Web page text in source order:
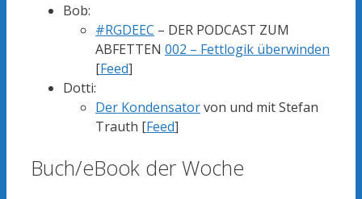
Bob:
#RGDEEC – DER PODCAST ZUM
ABFETTEN 002 – Fettlogik überwinden
[Feed]
Dotti:
Der Kondensatorvon und mit Stefan
Trauth [Feed]
Buch/eBook der Woche